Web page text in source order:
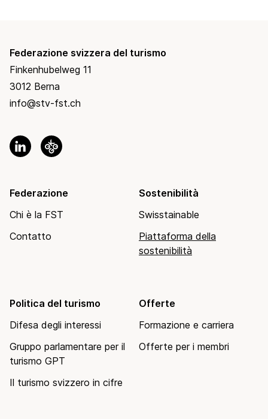
Federazione svizzera del turismo
Finkenhubelweg 11
3012 Berna
info@stv-fst.ch
Federazione
Chi è la FST
Contatto
Sostenibilità
Swisstainable
Piattaforma della
sostenibilità
Politica del turismo
Difesa degli interessi
Gruppo parlamentare per il
turismo GPT
Il turismo svizzero in cifre
Offerte
Formazione e carriera
Offerte per i membri